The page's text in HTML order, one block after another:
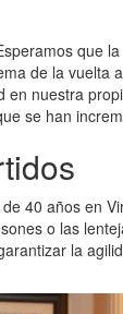
que
de la
nuestra
se han
40 años en
o las
la